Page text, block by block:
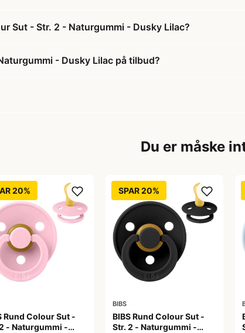
Sut - Str. 2 - Naturgummi - Dusky Lilac?
- Dusky Lilac på tilbud?
Du er måske
20%
Rund Colour Sut -
- Naturgummi -
SPAR 20%
BIBS
BIBS Rund Colour Sut -
Str. 2 - Naturgummi -